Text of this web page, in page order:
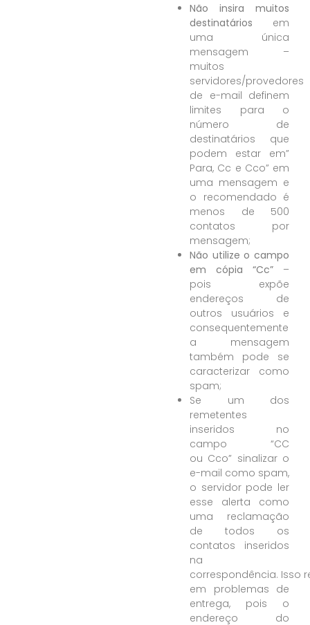
Não insira muitos
destinatários
em
uma única
mensagem –
muitos
servidores/provedores
de e-mail definem
limites para o
número de
destinatários que
podem estar em”
Para, Cc e Cco” em
uma mensagem e
o recomendado é
menos de 500
contatos por
mensagem;
Não utilize o campo
em cópia “Cc” –
pois expõe
endereços de
outros usuários e
consequentemente
a mensagem
também pode se
caracterizar como
spam;
Se um dos
remetentes
inseridos no
campo “CC
ou Cco” sinalizar o
e-mail como spam,
o servidor pode ler
esse alerta como
uma reclamação
de todos os
contatos inseridos
na
correspondência. Isso
em problemas de
entrega, pois o
endereço do